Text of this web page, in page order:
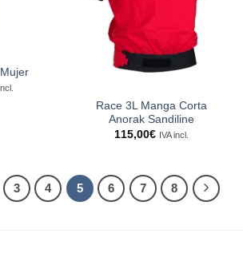
Race 3L Manga Corta
Anorak Sandiline
115,00€ IVA incl.
3 4 5 6 7 8